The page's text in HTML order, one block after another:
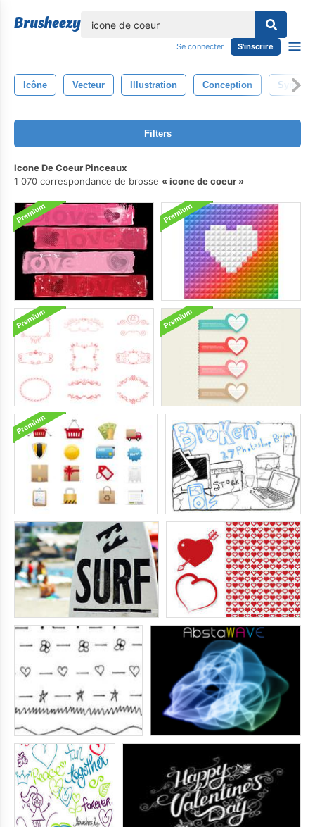
Se connecter S'inscrire
Icône Vecteur Illustration Conception
Filters
Icone De Coeur Pinceaux
1 070 correspondance de brosse
icone de coeur